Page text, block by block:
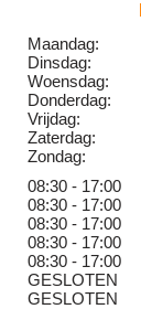
Maandag:
Dinsdag:
Woensdag:
Donderdag:
Vrijdag:
Zaterdag:
Zondag:
08:30 - 17:00
08:30 - 17:00
08:30 - 17:00
08:30 - 17:00
08:30 - 17:00
GESLOTEN​
GESLOTEN